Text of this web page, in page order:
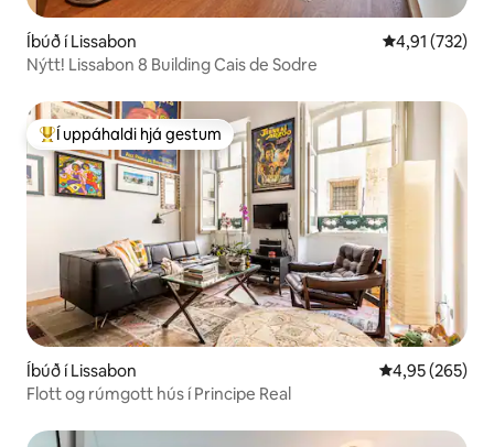
Íbúð í Lissabon 4,91 af 5 í
4,91 (732)
Nýtt! Lissabon 8 Building Cais de Sodre
Í mestu uppáhaldi hjá gestum
Í uppáhaldi hjá gestum
Íbúð í Lissabon 4,95 af 5 í
4,95 (265)
Flott og rúmgott hús í Principe Real